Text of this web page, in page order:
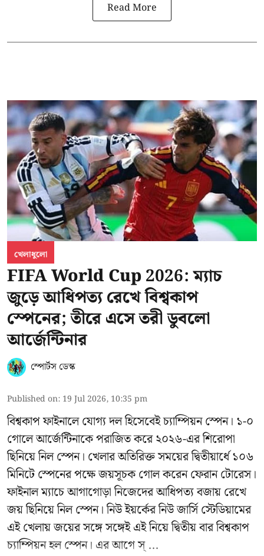
Read More
খেলাধুলো
FIFA World Cup 2026: ম্যাচ
জুড়ে আধিপত্য রেখে বিশ্বকাপ
স্পেনের; তীরে এসে তরী ডুবলো
আর্জেন্টিনার
স্পোর্টস ডেস্ক
Published on: 19 Jul 2026, 10:35 pm
বিশ্বকাপ ফাইনালে যোগ্য দল হিসেবেই চ্যাম্পিয়ন স্পেন। ১-০
গোলে আর্জেন্টিনাকে পরাজিত করে ২০২৬-এর শিরোপা
ছিনিয়ে নিল স্পেন। খেলার অতিরিক্ত সময়ের দ্বিতীয়ার্ধে ১০৬
মিনিটে স্পেনের পক্ষে জয়সূচক গোল করেন ফেরান টোরেস।
ফাইনাল ম্যাচে আগাগোড়া নিজেদের আধিপত্য বজায় রেখে
জয় ছিনিয়ে নিল স্পেন। নিউ ইয়র্কের নিউ জার্সি স্টেডিয়ামের
এই খেলায় জয়ের সঙ্গে সঙ্গেই এই নিয়ে দ্বিতীয় বার বিশ্বকাপ
চ্যাম্পিয়ন হল স্পেন। এর আগে স্ ...